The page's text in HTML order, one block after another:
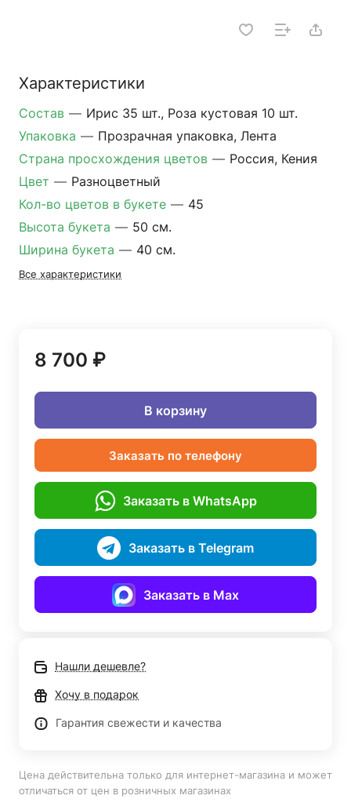
Характеристики
Состав — Ирис 35 шт., Роза кустовая 10 шт.
Упаковка — Прозрачная упаковка, Лента
Страна просхождения цветов — Россия, Кения
Цвет — Разноцветный
Кол-во цветов в букете — 45
Высота букета — 50 см.
Ширина букета — 40 см.
Все характеристики
8 700 ₽
В корзину
Заказать по телефону
Заказать в WhatsApp
Заказать в Telegram
Заказать в Max
Нашли дешевле?
Хочу в подарок
Гарантия свежести и качества
Цена действительна только для интернет-магазина и может
отличаться от цен в розничных магазинах